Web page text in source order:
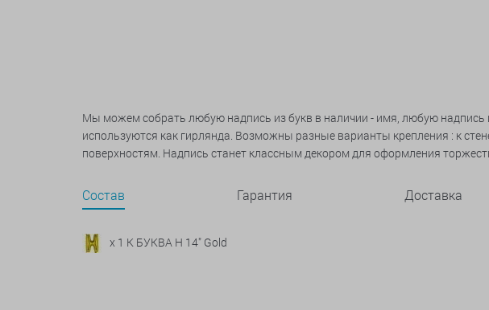
Мы можем собрать любую надпись из букв в наличии - имя, любую надпись
используются как гирлянда. Возможны разные варианты крепления : к
поверхностям. Надпись станет классным декором для оформления
Состав Гарантия Доставка
x 1 К БУКВА Н 14" Gold